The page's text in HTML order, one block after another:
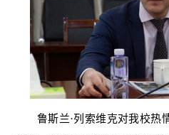
鲁斯兰·列索维克对我校热